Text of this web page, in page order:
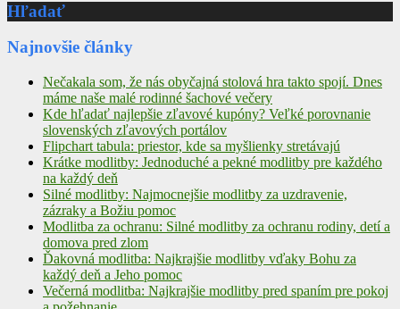
Hľadať
Najnovšie články
Nečakala som, že nás obyčajná stolová hra takto spojí. Dnes
máme naše malé rodinné šachové večery
Kde hľadať najlepšie zľavové kupóny? Veľké porovnanie
slovenských zľavových portálov
Flipchart tabula: priestor, kde sa myšlienky stretávajú
Krátke modlitby: Jednoduché a pekné modlitby pre každého
na každý deň
Silné modlitby: Najmocnejšie modlitby za uzdravenie,
zázraky a Božiu pomoc
Modlitba za ochranu: Silné modlitby za ochranu rodiny, detí a
domova pred zlom
Ďakovná modlitba: Najkrajšie modlitby vďaky Bohu za
každý deň a Jeho pomoc
Večerná modlitba: Najkrajšie modlitby pred spaním pre pokoj